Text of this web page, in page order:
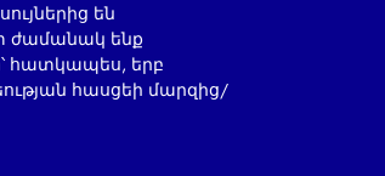
են
ժամանակ ենք
հատկապես, երբ
հասցեի մարզից/